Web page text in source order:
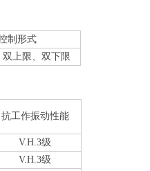
制形式
双上限、双下限
抗工作振动性能
V.H.3级
V.H.3级